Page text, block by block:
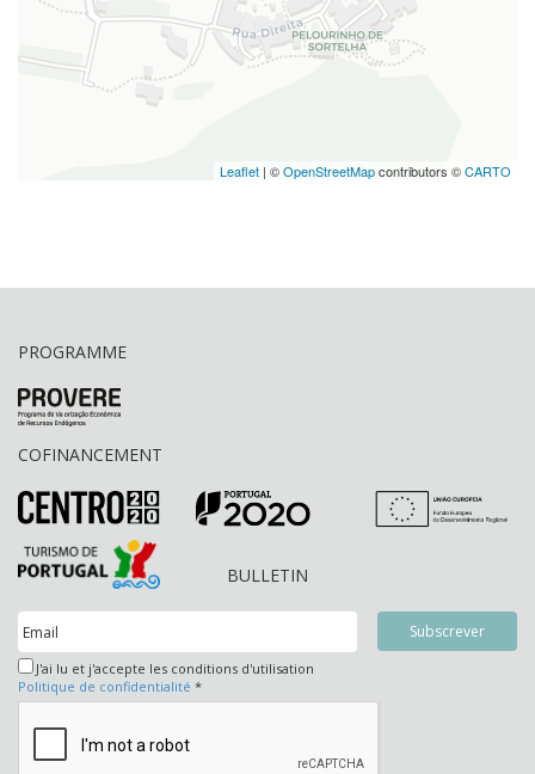
Leaflet | ©OpenStreetMapcontributors ©CARTO
PROGRAMME
COFINANCEMENT
BULLETIN
J'ai lu et j'accepte les conditions d'utilisation
Politique de confidentialité *